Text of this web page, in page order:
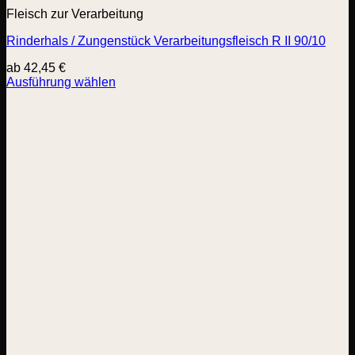
Fleisch zur Verarbeitung
Rinderhals / Zungenstück Verarbeitungsfleisch R II 90/10
ab 42,45 €
Ausführung wählen